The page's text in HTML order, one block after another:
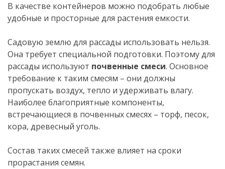
В качестве контейнеров можно подобрать любые
удобные и просторные для растения емкости.
Садовую землю для рассады использовать нельзя.
Она требует специальной подготовки. Поэтому для
рассады используют почвенные смеси. Основное
требование к таким смесям – они должны
пропускать воздух, тепло и удерживать влагу.
Наиболее благоприятные компоненты,
встречающиеся в почвенных смесях – торф, песок,
кора, древесный уголь.
Состав таких смесей также влияет на сроки
прорастания семян.